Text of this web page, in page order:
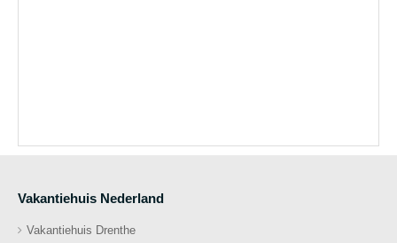
Vakantiehuis Nederland
Vakantiehuis Drenthe